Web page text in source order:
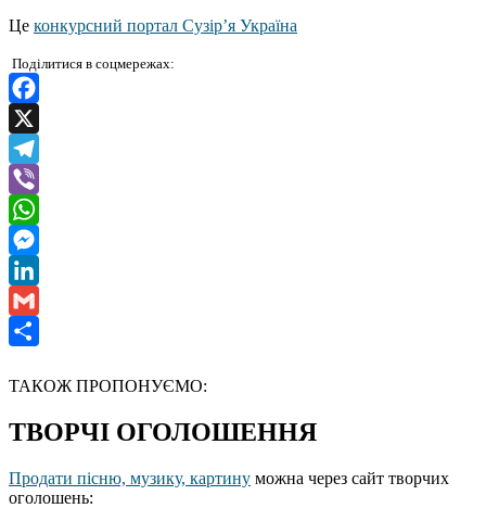
Це конкурсний портал Сузір’я Україна
Поділитися в соцмережах:
Facebook
X
Telegram
Viber
WhatsApp
Messenger
LinkedIn
Gmail
ТАКОЖ ПРОПОНУЄМО:
ТВОРЧІ ОГОЛОШЕННЯ
Продати пісню, музику, картину можна через сайт творчих
оголошень: